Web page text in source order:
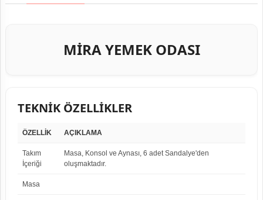
MİRA YEMEK ODASI
TEKNİK ÖZELLİKLER
ÖZELLİK AÇIKLAMA
Takım
İçeriği
Masa, Konsol ve Aynası, 6 adet Sandalye'den
oluşmaktadır.
Masa